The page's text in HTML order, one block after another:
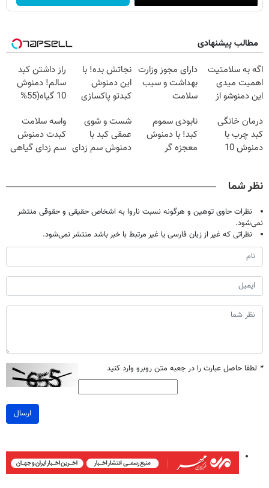
مطالب پیشنهادی
اگه به سلامتیت
اهمیت میدی
این دمنوشو از
دارای مجوز وزارت
بهداشت و سیب
سلامت
نجاتش بده! با
این دمنوش
کبدتو پاکسازی
مرجوعی
راز داشتن کبد
سالم! دمنوش
10 گیاه(55%
درمان خانگی
کبد چرب با
دمنوش 10
نابودی سموم
کبد! با دمنوش
معجزه گر
شست و شوی
عمقی کبد با
دمنوش سم زدای
واسه سلامت
کبدت دمنوش
سم زدای گیاهی
تخفیف)
نظر شما
نظرات حاوی توهین و هرگونه نسبت ناروا به اشخاص حقیقی و حقوقی منتشر
نمی‌شود.
نظراتی که غیر از زبان فارسی یا غیر مرتبط با خبر باشد منتشر نمی‌شود.
* لطفا حاصل عبارت را در جعبه متن روبرو وارد کنید
ارسال